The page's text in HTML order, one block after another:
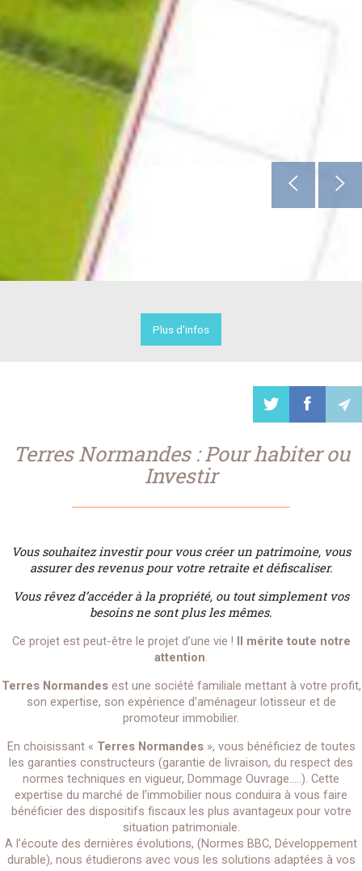
Plus d'infos
Terres Normandes : Pour habiter ou
Investir
Vous souhaitez investir pour vous créer un patrimoine, vous
assurer des revenus pour votre retraite et défiscaliser.
Vous rêvez d’accéder à la propriété, ou tout simplement vos
besoins ne sont plus les mêmes.
Ce projet est peut-être le projet d’une vie ! Il mérite toute notre
attention
Terres Normandesest une société familiale mettant à votre profit,
son expertise, son expérience d’aménageur lotisseur et de
promoteur immobilier.
En choisissant « Terres Normandes», vous bénéficiez de toutes
les garanties constructeurs (garantie de livraison, du respect des
normes techniques en vigueur, Dommage Ouvrage…..). Cette
expertise du marché de l’immobilier nous conduira à vous faire
bénéficier des dispositifs fiscaux les plus avantageux pour votre
situation patrimoniale.
A l’écoute des dernières évolutions, (Normes BBC, Développement
durable), nous étudierons avec vous les solutions adaptées à vos